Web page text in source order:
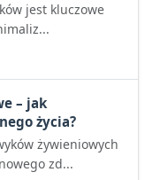
jest kluczowe
– jak
życia?
żywieniowych
zd...